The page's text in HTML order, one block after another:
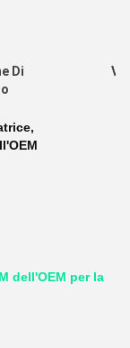
Di
,
dell'OEM per la